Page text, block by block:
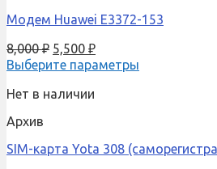
Модем Huawei E3372-153
8,000₽ 5,500 ₽
Выберите параметры
Нет в наличии
Архив
SIM-карта Yota 308